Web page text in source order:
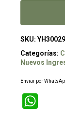
SKU: YH30029
Categorías:
Nuevos
Enviar por